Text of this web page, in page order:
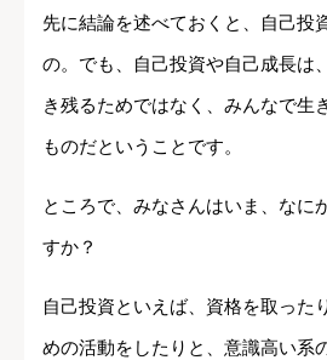
先に結論を述べておくと、自己投
の。でも、自己投資や自己成長は
き残るためではなく、みんなで生
ものだということです。
ところで、みなさんはいま、なに
すか？
自己投資といえば、資格を取った
めの活動をしたりと、意識高い系